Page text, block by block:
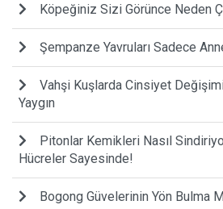
Köpeğiniz Sizi Görünce Neden
Şempanze Yavruları Sadece
Vahşi Kuşlarda Cinsiyet
Yaygın
Pitonlar Kemikleri Nasıl
Hücreler Sayesinde!
Bogong Güvelerinin Yön Bulma